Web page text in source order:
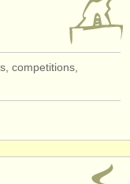
competitions,